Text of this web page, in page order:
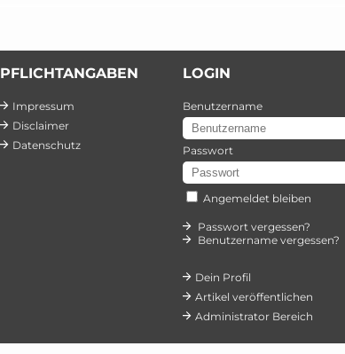
PFLICHTANGABEN
Impressum
Disclaimer
Datenschutz
LOGIN
Benutzername
Passwort
Angemeldet bleiben
Passwort vergessen?
Benutzername vergessen?
Dein Profil
Artikel veröffentlichen
Administrator Bereich